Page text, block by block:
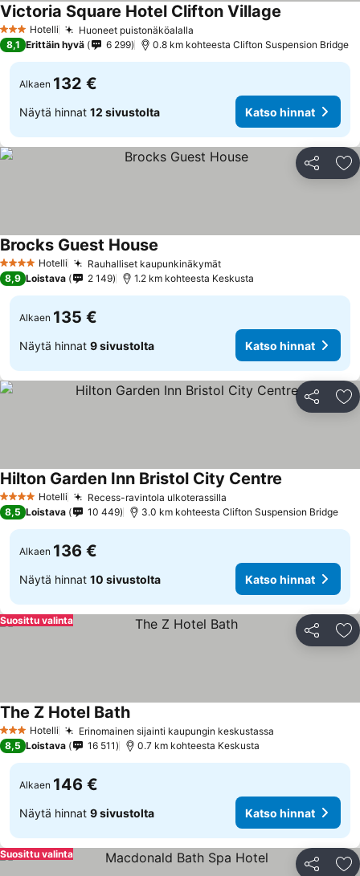
3 Tähtiluokitus
Hotelli Huoneet puistonäköalalla
Victoria Square Hotel Clifton Village
8,1 Erittäin hyvä 6 299 0.8 km kohteesta Clifton Suspension Bridge
Alkaen 132 €
Näytä hinnat 12 sivustolta Katso hinnat
Jaa
4 Tähtiluokitus
Hotelli Rauhalliset kaupunkinäkymät
Brocks Guest House
8,9 Loistava 2 149 1.2 km kohteesta Keskusta
Alkaen 135 €
Näytä hinnat 9 sivustolta Katso hinnat
Jaa
4 Tähtiluokitus
Hotelli Recess-ravintola ulkoterassilla
Hilton Garden Inn Bristol City Centre
8,5 Loistava 10 449 3.0 km kohteesta Clifton Suspension Bridge
Alkaen 136 €
Näytä hinnat 10 sivustolta Katso hinnat
Jaa
Suosittu valinta
3 Tähtiluokitus
Hotelli Erinomainen sijainti kaupungin keskustassa
The Z Hotel Bath
8,5 Loistava 16 511 0.7 km kohteesta Keskusta
Alkaen 146 €
Näytä hinnat 9 sivustolta Katso hinnat
Jaa
Suosittu valinta